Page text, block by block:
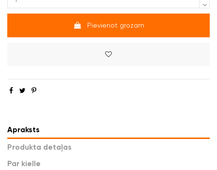
Pievienot grozam
Apraksts
Produkta detaļas
Par kielle